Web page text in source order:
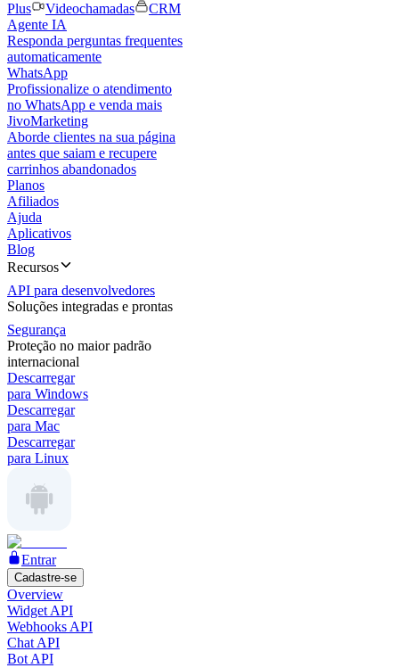
Plus
Videochamadas
CRM
Agente IA
Responda perguntas frequentes
automaticamente
WhatsApp
Profissionalize o atendimento
no WhatsApp e venda mais
JivoMarketing
Aborde clientes na sua página
antes que saiam e recupere
carrinhos abandonados
Planos
Afiliados
Ajuda
Aplicativos
Blog
Recursos
API para desenvolvedores
Soluções integradas e prontas
Segurança
Proteção no maior padrão
internacional
Descarregar
para Windows
Descarregar
para Mac
Descarregar
para Linux
Entrar
Cadastre-se
Overview
Widget API
Webhooks API
Chat API
Bot API